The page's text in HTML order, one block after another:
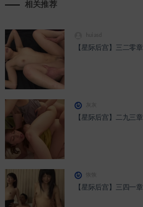
相关推荐
【星际后宫】三二零章
灰灰
【星际后宫】二九三章
【星际后宫】三四一章